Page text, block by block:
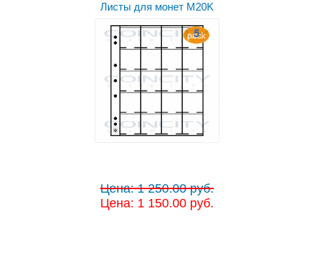
Листы для монет M20K
Цена: 1 250.00 руб.
Цена: 1 150.00 руб.